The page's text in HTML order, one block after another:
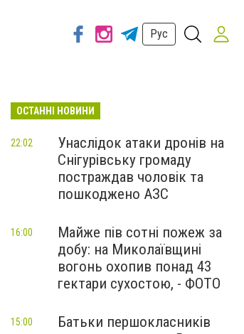
Рус
ОСТАННІ НОВИНИ
Унаслідок атаки дронів на
Снігурівську громаду
постраждав чоловік та
пошкоджено АЗС
22:02
Майже пів сотні пожеж за
добу: на Миколаївщині
вогонь охопив понад 43
гектари сухостою, - ФОТО
16:00
Батьки першокласників
15:00